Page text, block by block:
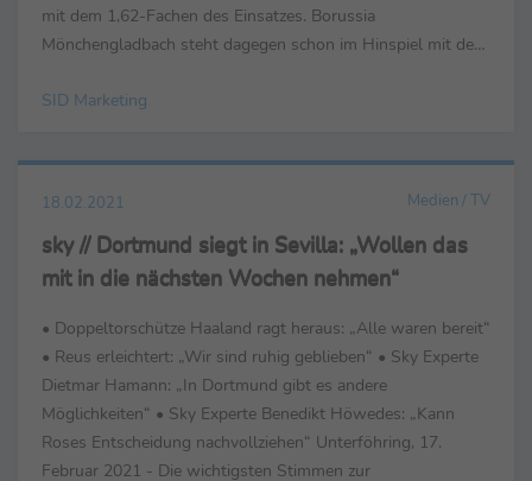
mit dem 1,62-Fachen des Einsatzes. Borussia
Mönchengladbach steht dagegen schon im Hinspiel mit dem
...
SID Marketing
18.02.2021 Medien / TV
sky // Dortmund siegt in Sevilla: „Wollen das
mit in die nächsten Wochen nehmen“
• Doppeltorschütze Haaland ragt heraus: „Alle waren bereit“
• Reus erleichtert: „Wir sind ruhig geblieben“ • Sky Experte
Dietmar Hamann: „In Dortmund gibt es andere
Möglichkeiten“ • Sky Experte Benedikt Höwedes: „Kann
Roses Entscheidung nachvollziehen“ Unterföhring, 17.
Februar 2021 - Die wichtigsten Stimmen zur